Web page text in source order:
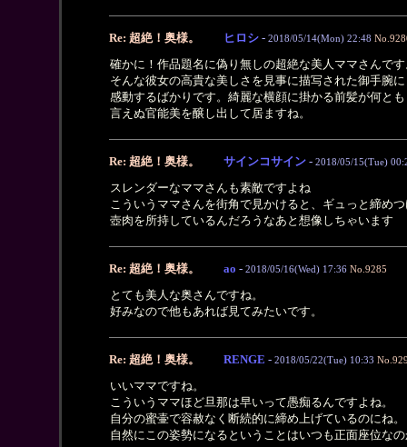
Re: 超絶！奥様。 ヒロシ - 2018/05/14(Mon) 22:48
確かに！作品題名に偽り無しの超絶な美人ママさんで
そんな彼女の高貴な美しさを見事に描写された御手腕に
感動するばかりです。綺麗な横顔に掛かる前髪が何とも
言えぬ官能美を醸し出して居ますね。
Re: 超絶！奥様。 サインコサイン - 2018/05/15(Tue)
スレンダーなママさんも素敵ですよね
こういうママさんを街角で見かけると、ギュっと締め
壺肉を所持しているんだろうなあと想像しちゃいます
Re: 超絶！奥様。 ao - 2018/05/16(Wed) 17:36 No.9285
とても美人な奥さんですね。
好みなので他もあれば見てみたいです。
Re: 超絶！奥様。 RENGE - 2018/05/22(Tue) 10:33
いいママですね。
こういうママほど旦那は早いって愚痴るんですよね。
自分の蜜壷で容赦なく断続的に締め上げているのにね。
自然にこの姿勢になるということはいつも正面座位な